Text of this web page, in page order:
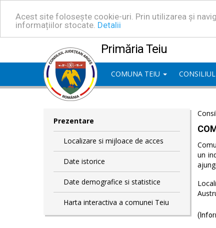
Acest site folosește cookie-uri. Prin utilizarea și
informațiilor stocate. Detalii
Primăria Teiu
COMUNA TEIU
Prezentare
Localizare si mijloace de acces
Date istorice
Date demografice si statistice
Harta interactiva a comunei Teiu
un